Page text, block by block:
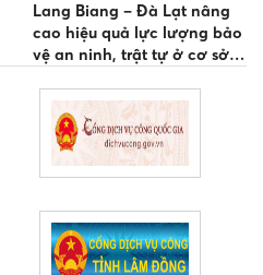
Lang Biang – Đà Lạt nâng
cao hiệu quả lực lượng bảo
vệ an ninh, trật tự ở cơ sở